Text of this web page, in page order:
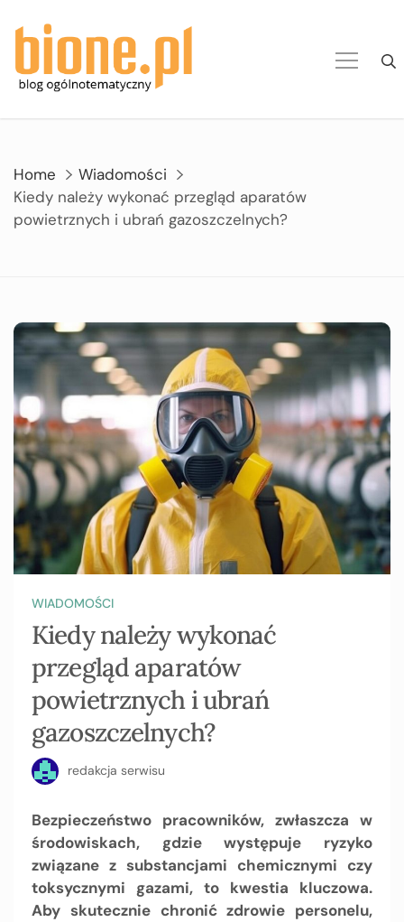
Home
Wiadomości
Kiedy należy wykonać przegląd aparatów
powietrznych i ubrań gazoszczelnych?
WIADOMOŚCI
Kiedy należy wykonać
przegląd aparatów
powietrznych i ubrań
gazoszczelnych?
redakcja serwisu
Bezpieczeństwo pracowników, zwłaszcza w
środowiskach, gdzie występuje ryzyko
związane z substancjami chemicznymi czy
toksycznymi gazami, to kwestia kluczowa.
Aby skutecznie chronić zdrowie personelu,